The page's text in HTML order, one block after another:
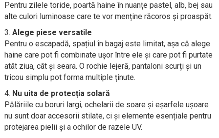
Pentru zilele toride, poartă haine în nuanțe pastel, alb, bej sau
alte culori luminoase care te vor menține răcoros și proaspăt.
Alege piese versatile
Pentru o escapadă, spațiul în bagaj este limitat, așa că alege
haine care pot fi combinate ușor între ele și care pot fi purtate
atât ziua, cât și seara. O rochie lejeră, pantaloni scurți și un
tricou simplu pot forma multiple ținute.
Nu uita de protecția solară
Pălăriile cu boruri largi, ochelarii de soare și eșarfele ușoare
nu sunt doar accesorii stilate, ci și elemente esențiale pentru
protejarea pielii și a ochilor de razele UV.